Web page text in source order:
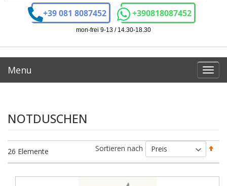
+39 081 8087452 +390818087452
mon-frei 9-13 / 14.30-18.30
Menu
NOTDUSCHEN
26 Elemente Sortieren nach